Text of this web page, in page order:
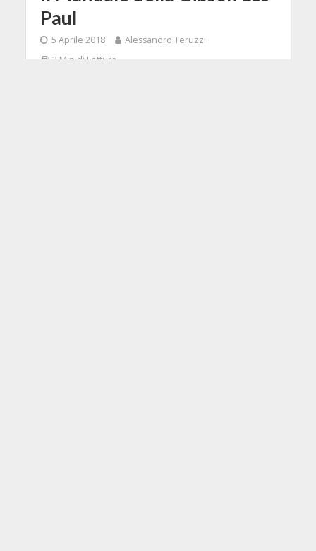
Paul
5 Aprile 2018
Alessandro Teruzzi
3 Min di Lettura